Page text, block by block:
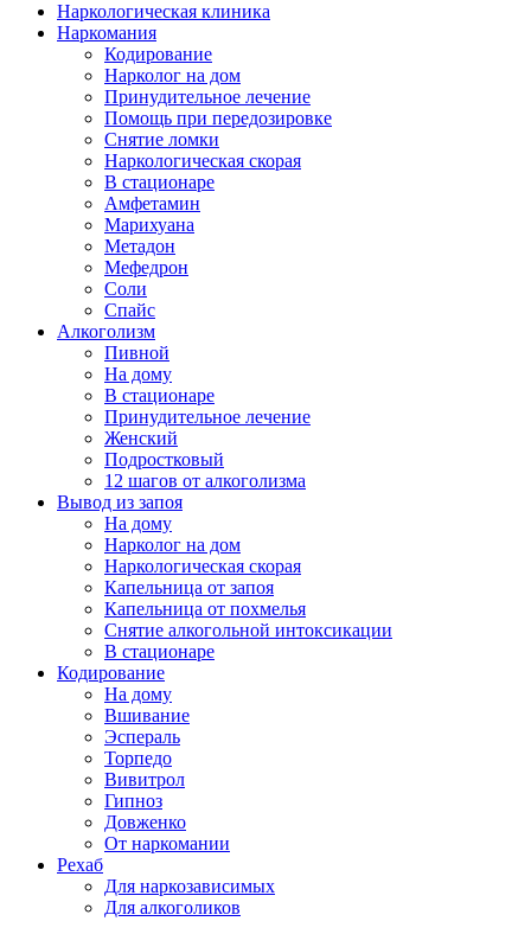
Наркологическая клиника
Наркомания
Кодирование
Нарколог на дом
Принудительное лечение
Помощь при передозировке
Снятие ломки
Наркологическая скорая
В стационаре
Амфетамин
Марихуана
Метадон
Мефедрон
Соли
Спайс
Алкоголизм
Пивной
На дому
В стационаре
Принудительное лечение
Женский
Подростковый
12 шагов от алкоголизма
Вывод из запоя
На дому
Нарколог на дом
Наркологическая скорая
Капельница от запоя
Капельница от похмелья
Снятие алкогольной интоксикации
В стационаре
Кодирование
На дому
Вшивание
Эспераль
Торпедо
Вивитрол
Гипноз
Довженко
От наркомании
Рехаб
Для наркозависимых
Для алкоголиков